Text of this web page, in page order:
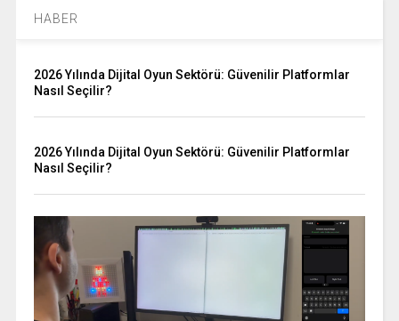
HABER
2026 Yılında Dijital Oyun Sektörü: Güvenilir Platformlar
Nasıl Seçilir?
2026 Yılında Dijital Oyun Sektörü: Güvenilir Platformlar
Nasıl Seçilir?